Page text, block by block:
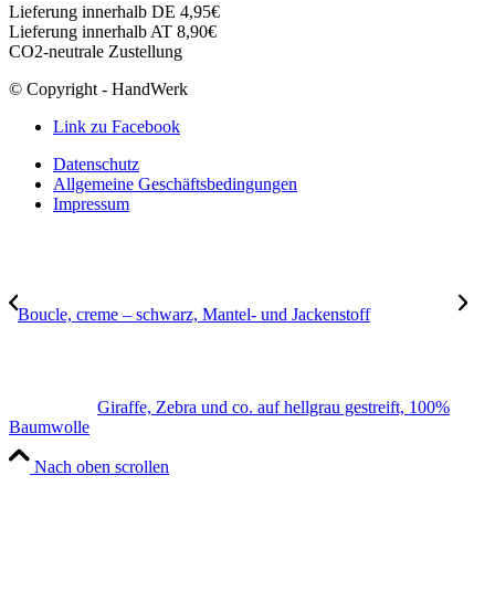
Lieferung innerhalb DE 4,95€
Lieferung innerhalb AT 8,90€
CO2-neutrale Zustellung
© Copyright - HandWerk
Link zu Facebook
Datenschutz
Allgemeine Geschäftsbedingungen
Impressum
Boucle, creme – schwarz, Mantel- und Jackenstoff
Giraffe, Zebra und co. auf hellgrau gestreift, 100%
Baumwolle
Nach oben scrollen